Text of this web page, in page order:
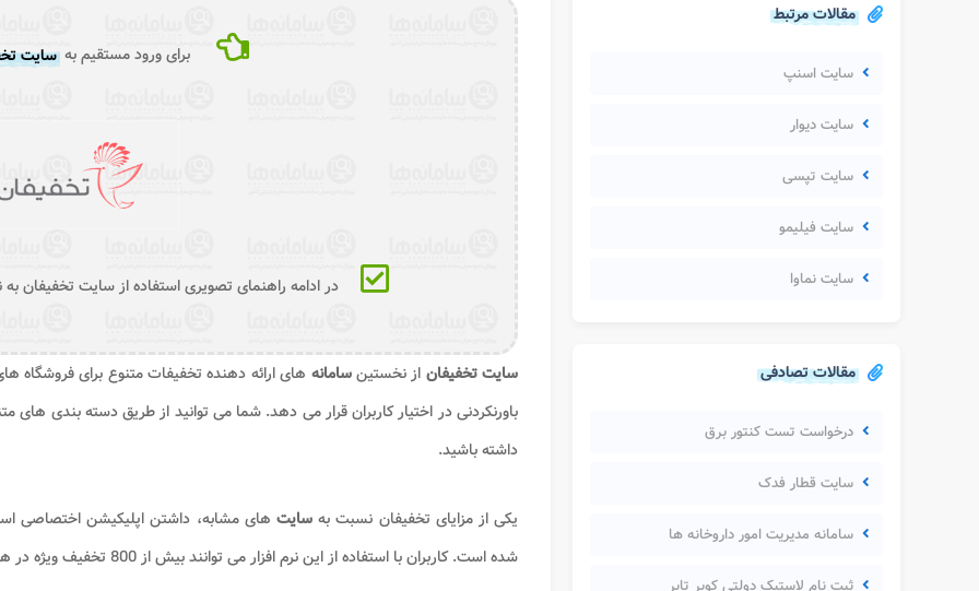
مقالات مرتبط
سایت اسنپ
سایت دیوار
سایت تپسی
سایت فیلیمو
سایت نماوا
مقالات تصادفی
درخواست تست کنتور برق
سایت قطار فدک
سامانه مدیریت امور داروخانه ها
برای ورود مستقیم بهسایت
در ادامه راهنمای تصویری استفاده از سایت تخفیفان به
سایت تخفیفان از نخستینسامانه های ارائه دهنده تخفیفات متنوع برای فروشگاه
باورنکردنی در اختیار کاربران قرار می دهد. شما می توانید از طریق دسته بندی های
داشته باشید.
یکی از مزایای تخفیفان نسبت بهسایت های مشابه، داشتن اپلیکیشن اختصاصی
شده است. کاربران با استفاده از این نرم افزار می توانند بیش از 800 تخفیف ویژه در هر دسته بندی را مشاهده کنند.